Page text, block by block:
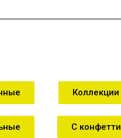
Коллекции
С конфетти